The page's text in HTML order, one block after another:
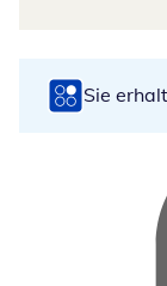
Sie